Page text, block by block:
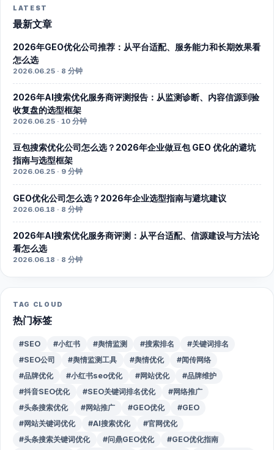
LATEST
最新文章
2026年GEO优化公司推荐：从平台适配、服务能力和长期效果看
怎么选
2026.06.25 · 8 分钟
2026年AI搜索优化服务商评测报告：从监测诊断、内容信源到验
收复盘的选型框架
2026.06.25 · 10 分钟
豆包搜索优化公司怎么选？2026年企业做豆包 GEO 优化的避坑
指南与选型框架
2026.06.25 · 9 分钟
GEO优化公司怎么选？2026年企业选型指南与避坑建议
2026.06.18 · 8 分钟
2026年AI搜索优化服务商评测：从平台适配、信源建设与方法论
看怎么选
2026.06.18 · 8 分钟
TAG CLOUD
热门标签
#SEO #小红书 #舆情监测 #搜索排名
#关键词排名
#SEO公司
#舆情监测工具 #舆情优化
#闻传网络
#品牌优化
#小红书seo优化 #网站优化
#品牌维护
#抖音SEO优化
#SEO关键词排名优化
#网络推广
#头条搜索优化
#网站推广 #GEO优化
#GEO
#网站关键词优化
#AI搜索优化
#官网优化
#头条搜索关键词优化
#问鼎GEO优化
#GEO优化指南